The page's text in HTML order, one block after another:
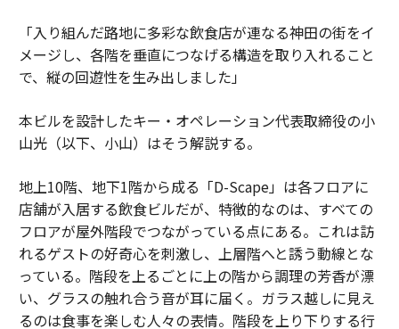
「入り組んだ路地に多彩な飲食店が連なる神田の街をイ
メージし、各階を垂直につなげる構造を取り入れること
で、縦の回遊性を生み出しました」
本ビルを設計したキー・オペレーション代表取締役の小
山光（以下、小山）はそう解説する。
地上10階、地下1階から成る「D-Scape」は各フロアに
店舗が入居する飲食ビルだが、特徴的なのは、すべての
フロアが屋外階段でつながっている点にある。これは訪
れるゲストの好奇心を刺激し、上層階へと誘う動線とな
っている。階段を上るごとに上の階から調理の芳香が漂
い、グラスの触れ合う音が耳に届く。ガラス越しに見え
るのは食事を楽しむ人々の表情。階段を上り下りする行